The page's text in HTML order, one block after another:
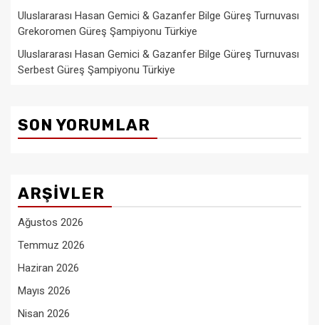
Uluslararası Hasan Gemici & Gazanfer Bilge Güreş Turnuvası
Grekoromen Güreş Şampiyonu Türkiye
Uluslararası Hasan Gemici & Gazanfer Bilge Güreş Turnuvası
Serbest Güreş Şampiyonu Türkiye
SON YORUMLAR
ARŞIVLER
Ağustos 2026
Temmuz 2026
Haziran 2026
Mayıs 2026
Nisan 2026